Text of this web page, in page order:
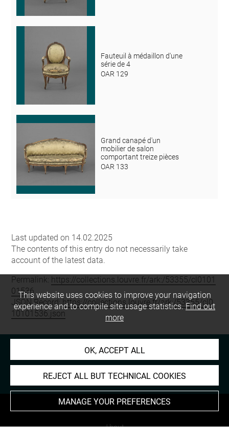
Fauteuil à médaillon d'une
série de 4
OAR 129
Grand canapé d'un
mobilier de salon
comportant treize pièces
OAR 133
Last updated on 14.02.2025
The contents of this entry do not necessarily take
account of the latest data.
Permalink: https://collections.louvre.fr/ark:/53355/cl0101
01536
JSON Record: https://collections.louvre.fr/ark:/53355/cl0
10101536.json
About
This website uses cookies to improve your navigation
experience and to compile site usage statistics.Find out
more
OK, ACCEPT ALL
REJECT ALL BUT TECHNICAL COOKIES
MANAGE YOUR PREFERENCES